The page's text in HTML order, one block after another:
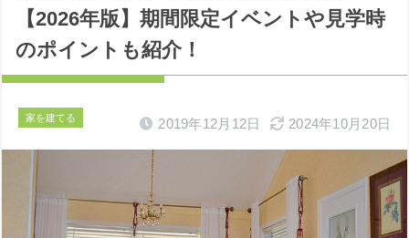
【2026年版】期間限定イベントや見学時
のポイントも紹介！
家を建てる 2019年12月12日 2024年10月20日